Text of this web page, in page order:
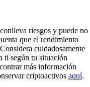
riesgos y puede no
que el rendimiento
cuidadosamente
ti según tu situación
más información
criptoactivos aquí.